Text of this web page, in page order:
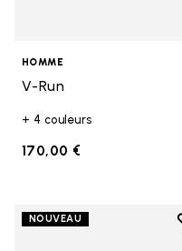
HOMME
V-Run
+ 4 couleurs
170,00 €
NOUVEAU